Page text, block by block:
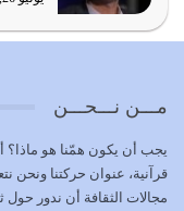
الوظيفة عبارة عن
وَالْمُنْفِقِينَ…
يوليو 17, 2026
مـــن نـــحـــن
يجب أن يكون همّنا هو ماذا؟ أن
قرآنية، عنوان حركتنا
مجالات الثقافة أن ندور حول